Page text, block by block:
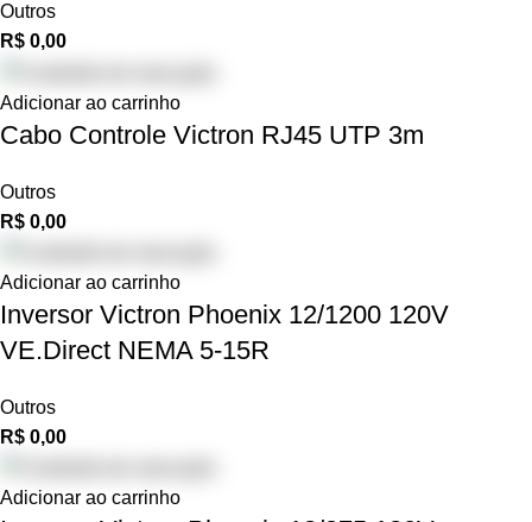
Outros
R$ 0,00
Adicionar ao carrinho
Cabo Controle Victron RJ45 UTP 3m
Outros
R$ 0,00
Adicionar ao carrinho
Inversor Victron Phoenix 12/1200 120V
VE.Direct NEMA 5-15R
Outros
R$ 0,00
Adicionar ao carrinho